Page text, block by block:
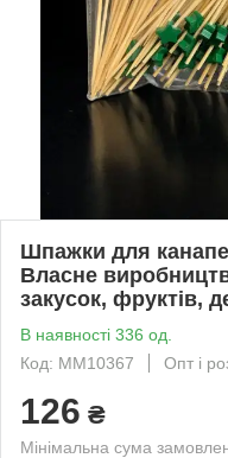
Шпажки для
Власне
закусок, фруктів,
В наявності 336 од.
Код: ММ10367
Опт і
126 ₴
Мінімальна сума